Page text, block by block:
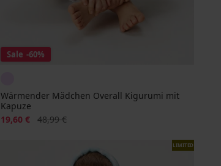
Sale -60%
Wärmender Mädchen Overall Kigurumi mit
Kapuze
Rabatt
19,60 € Alter Preis
48,99 €
LIMITED